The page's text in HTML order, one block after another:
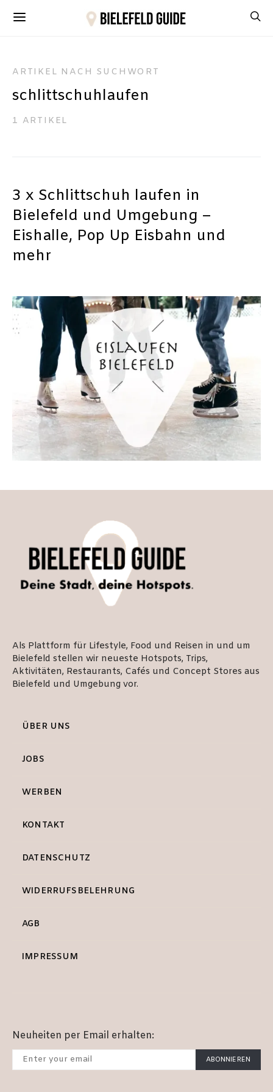
ARTIKEL NACH SUCHWORT
schlittschuhlaufen
1 ARTIKEL
3 x Schlittschuh laufen in
Bielefeld und Umgebung –
Eishalle, Pop Up Eisbahn und
mehr
Als Plattform für Lifestyle, Food und Reisen in und um
Bielefeld stellen wir neueste Hotspots, Trips,
Aktivitäten, Restaurants, Cafés und Concept Stores aus
Bielefeld und Umgebung vor.
ÜBER UNS
JOBS
WERBEN
KONTAKT
DATENSCHUTZ
WIDERRUFSBELEHRUNG
AGB
IMPRESSUM
Neuheiten per Email erhalten:
ABONNIEREN